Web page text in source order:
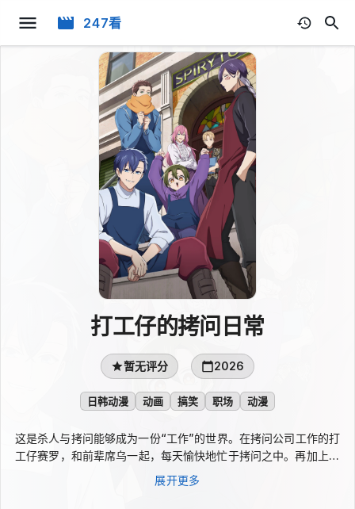
247看
打工仔的拷问日常
暂无评分 2026
日韩动漫 动画 搞笑 职场 动漫
这是杀人与拷问能够成为一份“工作”的世界。在拷问公司工作的打
工仔赛罗，和前辈席乌一起，每天愉快地忙于拷问之中。再加上新
人打工仔米克和休，愉快的拷问生活仍在继续！在SNS上取得高人
气＆同人版即刻售罄的超级话题作连载化！直戳你性癖的，有一点
展开更多